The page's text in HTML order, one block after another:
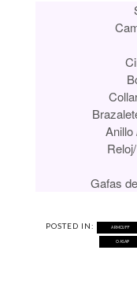
Gafas
POSTED IN: ARMCUFF
OASAP